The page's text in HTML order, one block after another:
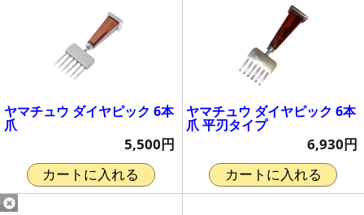
ヤマチュウ ダイヤピック 6本
爪
5,500円
カートに入れる
ヤマチュウ ダイヤピック 6本
爪 平刃タイプ
6,930円
カートに入れる